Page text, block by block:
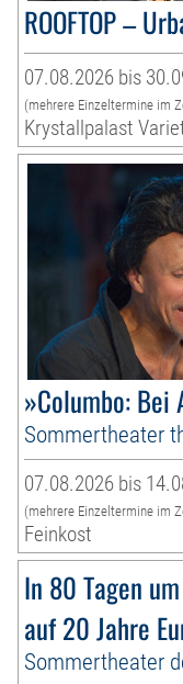
ROOFTOP –
07.08.2026 bis
(mehrere Einzeltermine im
Krystallpalast
»Columbo: Bei
Sommertheater
07.08.2026 bis
(mehrere Einzeltermine im
Feinkost
In 80 Tagen
auf 20 Jahre
Sommertheater